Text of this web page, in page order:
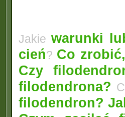
Jakie warunki
cień? Co
Czy
filodendrona?
filodendron?